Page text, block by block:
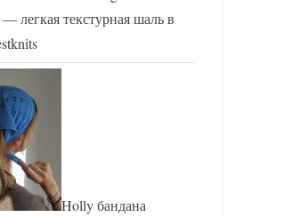
легкая текстурная шаль в
Holly бандана